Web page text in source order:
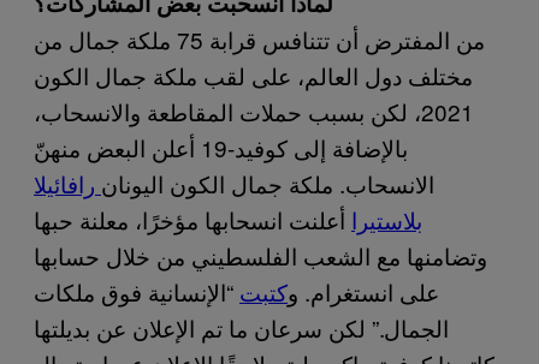
من المفترض أن تتنافس قرابة 75 ملكة جمال من
مختلف دول العالم، على لقب ملكة جمال الكون
2021، لكن بسبب حملات المقاطعة والانسحاب،
بالإضافة إلى كوفيد-19 أعلن البعض منهنّ
الانسحاب. ملكة جمال الكون اليونان رافائيلا
بلاستيرا أعلنت انسحابها مؤخرًا، معلنة حبها
وتضامنها مع الشعب الفلسطيني من خلال حسابها
على انستغرام. وكتبت “الإنسانية فوق ملكات
الجمال.” لكن سرعان ما تم الإعلان عن بديلتها